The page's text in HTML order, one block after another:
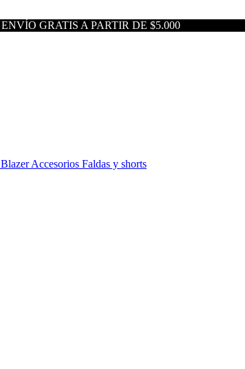
ENVÍO GRATIS A PARTIR DE $5.000
BlazerAccesorios Faldas y shorts